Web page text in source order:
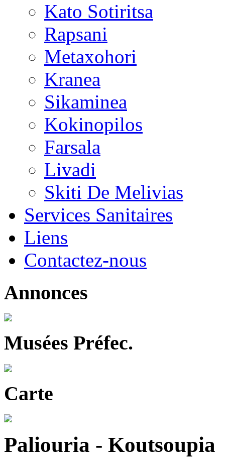
Kato Sotiritsa
Rapsani
Metaxohori
Kranea
Sikaminea
Kokinopilos
Farsala
Livadi
Skiti De Melivias
Services Sanitaires
Liens
Contactez-nous
Annonces
Musées Préfec.
Carte
Paliouria - Koutsoupia